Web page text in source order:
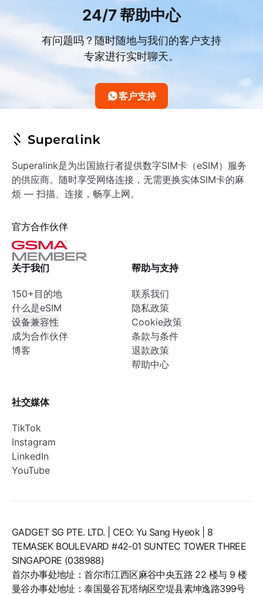
24/7 帮助中心
有问题吗？随时随地与我们的客户支持
专家进行实时聊天。
客户支持
Superalink是为出国旅行者提供数字SIM卡（eSIM）服务
的供应商。随时享受网络连接，无需更换实体SIM卡的麻
烦 — 扫描、连接，畅享上网。
官方合作伙伴
关于我们
150+目的地
什么是eSIM
设备兼容性
成为合作伙伴
博客
帮助与支持
联系我们
隐私政策
Cookie政策
条款与条件
退款政策
帮助中心
社交媒体
TikTok
Instagram
LinkedIn
YouTube
GADGET SG PTE. LTD. | CEO: Yu Sang Hyeok | 8
TEMASEK BOULEVARD #42-01 SUNTEC TOWER THREE
SINGAPORE (038988)
首尔办事处地址：首尔市江西区麻谷中央五路 22 楼与 9 楼
曼谷办事处地址：泰国曼谷瓦塔纳区空堤县素坤逸路399号